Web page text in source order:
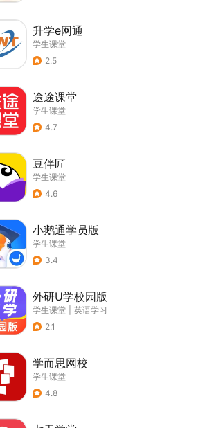
升学e网通
学生课堂
2.5
途途课堂
学生课堂
4.7
豆伴匠
学生课堂
4.6
小鹅通学员版
学生课堂
3.4
外研U学校园版
学生课堂
英语学习
2.1
学而思网校
学生课堂
4.8